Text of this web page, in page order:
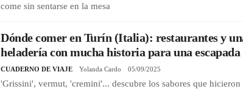
come sin sentarse en la mesa
Dónde comer en Turín (Italia): restaurantes y
heladería con mucha historia para una escapada
CUADERNO DE VIAJE Yolanda Cardo 05/09/2025
'Grissini', vermut, 'cremini'... descubre los sabores que hicieron